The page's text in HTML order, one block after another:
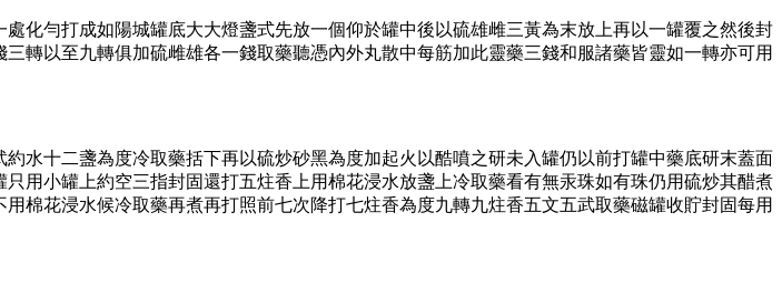
化勻打成如陽城罐底大大燈盞式先放一個仰於罐中後以硫雄雌三黃為末放上再以一罐覆之然後封
轉以至九轉俱加硫雌雄各一錢取藥聽憑內外丸散中每筋加此靈藥三錢和服諸藥皆靈如一轉亦可用
水十二盞為度冷取藥括下再以硫炒砂黑為度加起火以酷噴之研未入罐仍以前打罐中藥底研末蓋面
用小罐上約空三指封固還打五炷香上用棉花浸水放盞上冷取藥看有無汞珠如有珠仍用硫炒其醋煮
棉花浸水候冷取藥再煮再打照前七次降打七炷香為度九轉九炷香五文五武取藥磁罐收貯封固每用